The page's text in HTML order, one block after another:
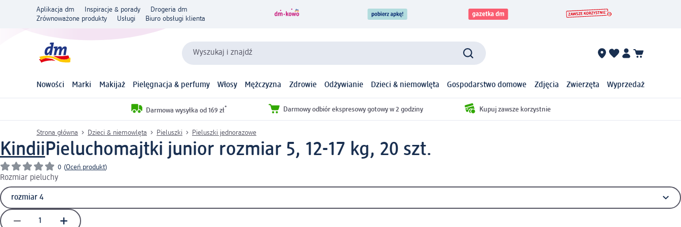
Aplikacja dm Inspiracje & porady
Drogeria dm
Zrównoważone produkty
Usługi Biuro obsługi klienta
Wyszukaj i znajdź
Nowości Marki Makijaż Pielęgnacja & perfumy Włosy Mężczyzna Zdrowie Odżywianie Dzieci & niemowlęta Gospodarstwo domowe Zdjęcia Zwierzęta Wyprzedaż
Darmowa wysyłka od 169 zł* Darmowy odbiór ekspresowy gotowy w 2 godziny Kupuj zawsze korzystnie
Strona główna Dzieci & niemowlęta Pieluszki Pieluszki jednorazowe
KindiiPieluchomajtki junior rozmiar 5, 12-17 kg, 20 szt.
0 (Oceń produkt)
Rozmiar pieluchy